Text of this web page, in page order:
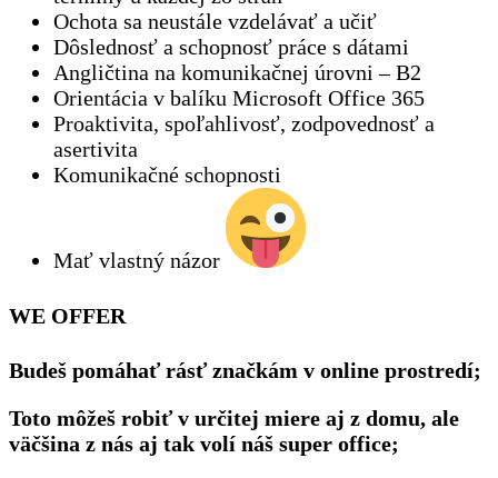
Ochota sa neustále vzdelávať a učiť
Dôslednosť a schopnosť práce s dátami
Angličtina na komunikačnej úrovni – B2
Orientácia v balíku Microsoft Office 365
Proaktivita, spoľahlivosť, zodpovednosť a
asertivita
Komunikačné schopnosti
Mať vlastný názor
WE OFFER
Budeš pomáhať rásť značkám v online prostredí;
Toto môžeš robiť v určitej miere aj z domu, ale
väčšina z nás aj tak volí náš super office;